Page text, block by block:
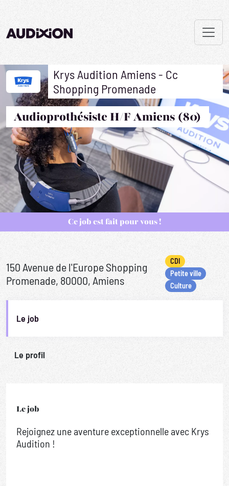
Krys Audition Amiens - Cc
Shopping Promenade
Audioprothésiste H/F Amiens (80)
Ce job est fait pour vous !
150 Avenue de l'Europe Shopping
Promenade, 80000, Amiens
CDI
Petite ville
Culture
Le job
Le profil
Le job
Rejoignez une aventure exceptionnelle avec Krys
Audition !